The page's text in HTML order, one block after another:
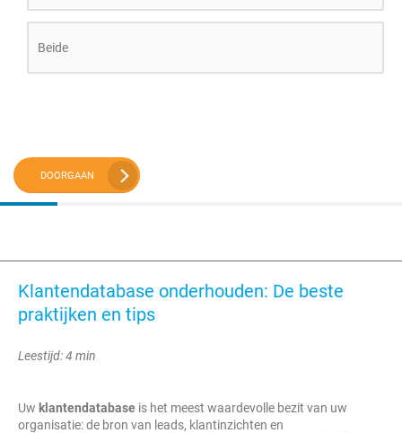
Beide
DOORGAAN
Klantendatabase onderhouden: De beste
praktijken en tips
Leestijd: 4 min
Uw klantendatabase is het meest waardevolle bezit van uw
organisatie: de bron van leads, klantinzichten en